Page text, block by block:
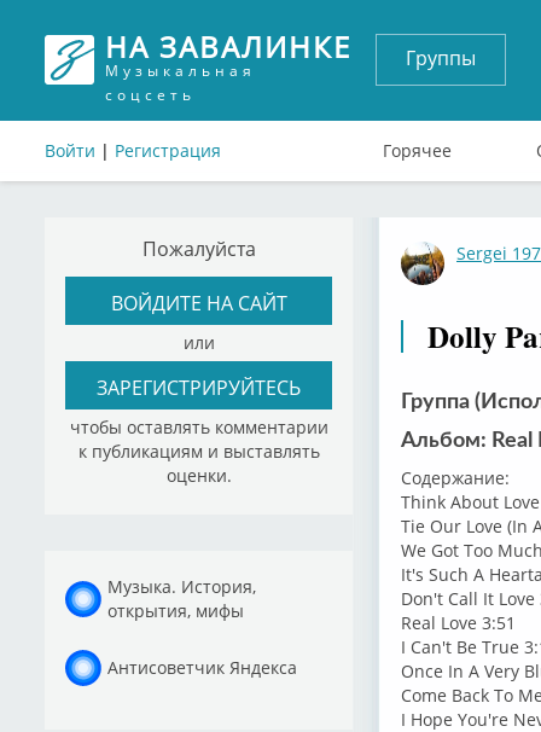
НА ЗАВАЛИНКЕ
Музыкальная
соцсеть
Войти | Регистрация
Группы
Горячее
Пожалуйста
ВОЙДИТЕ НА САЙТ
или
ЗАРЕГИСТРИРУЙТЕСЬ
чтобы оставлять комментарии
к публикациям и выставлять
оценки.
Музыка. История,
открытия, мифы
Антисоветчик Яндекса
Sergei
Dolly
Группа
Альбом: Real
Содержание:
Think About
Tie Our Love (In
We Got Too
It's Such A
Don't Call It Love
Real Love 3:51
I Can't Be True
Once In A Very
Come Back To
I Hope You're